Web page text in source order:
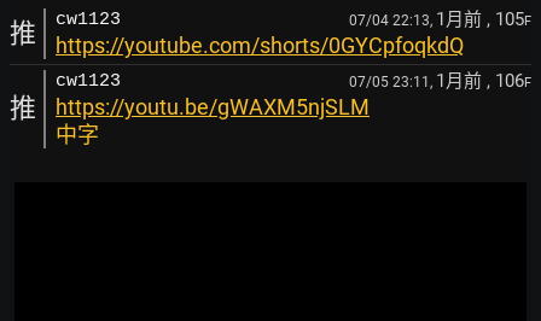
推 cw1123 07/04 22:13, 1月前 , 105F
https://youtube.com/shorts/0GYCpfoqkdQ
推
cw1123 07/05 23:11, 1月前 , 106F
https://youtu.be/gWAXM5njSLM
中字